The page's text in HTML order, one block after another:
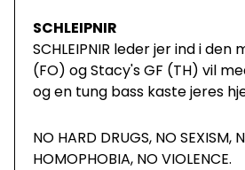
SCHLEIPNIR
SCHLEIPNIR leder jer ind i den
(FO) og Stacy's GF (TH) vil
og en tung bass kaste jeres
NO HARD DRUGS, NO SEXISM,
HOMOPHOBIA, NO VIOLENCE.